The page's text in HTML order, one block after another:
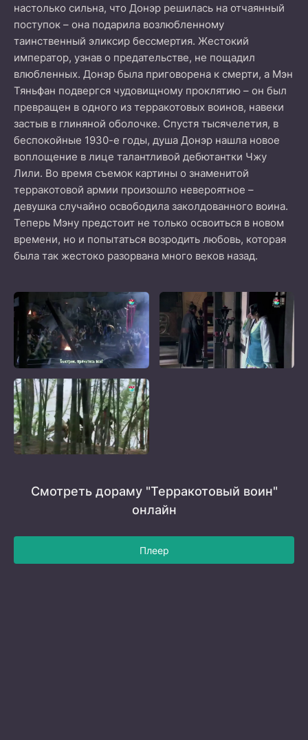
настолько сильна, что Донэр решилась на отчаянный
поступок – она подарила возлюбленному
таинственный эликсир бессмертия. Жестокий
император, узнав о предательстве, не пощадил
влюбленных. Донэр была приговорена к смерти, а Мэн
Тяньфан подвергся чудовищному проклятию – он был
превращен в одного из терракотовых воинов, навеки
застыв в глиняной оболочке. Спустя тысячелетия, в
беспокойные 1930-е годы, душа Донэр нашла новое
воплощение в лице талантливой дебютантки Чжу
Лили. Во время съемок картины о знаменитой
терракотовой армии произошло невероятное –
девушка случайно освободила заколдованного воина.
Теперь Мэну предстоит не только освоиться в новом
времени, но и попытаться возродить любовь, которая
была так жестоко разорвана много веков назад.
Смотреть дораму "Терракотовый воин"
онлайн
Плеер